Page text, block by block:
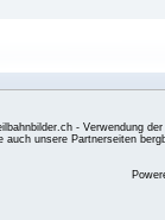
- Verwendung
auch unsere Partnerseiten